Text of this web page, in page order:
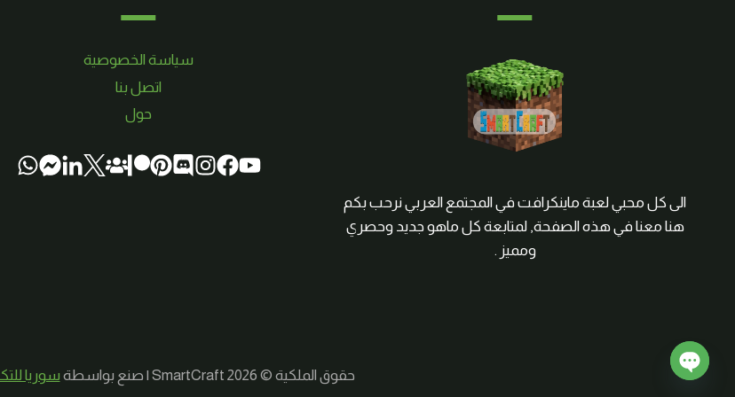
الى كل محبي لعبة ماينكرافت في المجتمع العربي نرحب بكم
هنا معنا في هذه الصفحة, لمتابعة كل ماهو جديد وحصري
ومميز .
سياسة الخصوصية
اتصل بنا
حول
حقوق الملكية © 2026 SmartCraft | صنع بواسطة سوريا